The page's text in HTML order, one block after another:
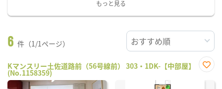
もっと見る
6 件（1/1ページ）
Kマンスリー土佐道路前（56号線前） 303・1DK-【中部屋】
(No.1158359)
に入